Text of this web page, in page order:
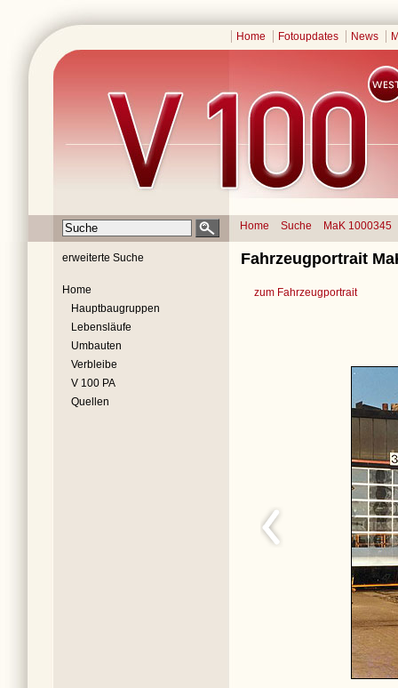
Home Fotoupdates News
Home Suche MaK 1000345
erweiterte Suche
Home
Hauptbaugruppen
Lebensläufe
Umbauten
Verbleibe
V 100 PA
Quellen
Fahrzeugportrait
zum Fahrzeugportrait